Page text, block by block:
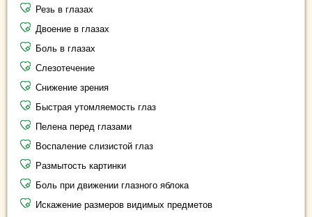
Резь в глазах
Двоение в глазах
Боль в глазах
Слезотечение
Снижение зрения
Быстрая утомляемость глаз
Пелена перед глазами
Воспаление слизистой глаз
Размытость картинки
Боль при движении глазного яблока
Искажение размеров видимых предметов